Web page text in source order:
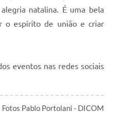
natalina. É uma bela
o espírito de união e criar
eventos nas redes sociais
Fotos Pablo Portolani - DICOM